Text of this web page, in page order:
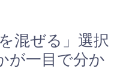
混ぜる」選択
が一目で分か